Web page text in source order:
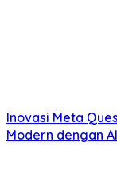
Inovasi Meta
Modern dengan